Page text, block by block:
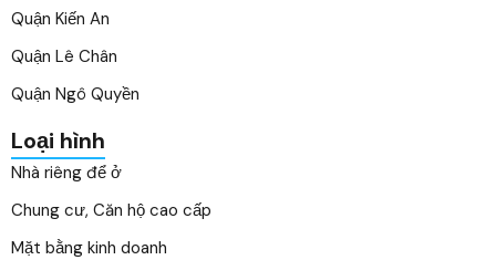
Quận Kiến An
Quận Lê Chân
Quận Ngô Quyền
Loại hình
Nhà riêng để ở
Chung cư, Căn hộ cao cấp
Mặt bằng kinh doanh